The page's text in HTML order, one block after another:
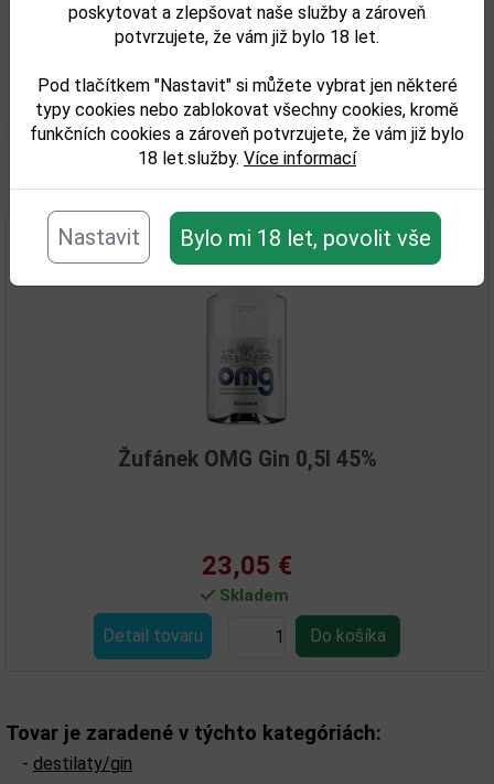
poskytovat a zlepšovat naše služby a zároveň
potvrzujete, že vám již bylo 18 let.
Pod tlačítkem "Nastavit" si můžete vybrat jen některé
typy cookies nebo zablokovat všechny cookies, kromě
funkčních cookies a zároveň potvrzujete, že vám již bylo
18 let.služby. Více informací
Nastavit Bylo mi 18 let, povolit vše
Obsah alkoholu obj. %:
Související zboží
Žufánek OMG Gin 0,5l 45%
23,05 €
Skladem
Detail tovaru
Tovar je zaradené v týchto kategóriách:
- destilaty/gin